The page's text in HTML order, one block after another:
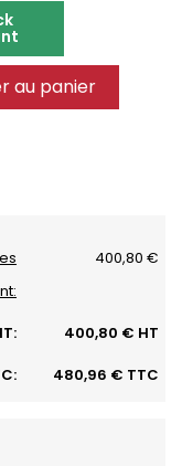
au panier
400,80 €
400,80 € HT
480,96 € TTC